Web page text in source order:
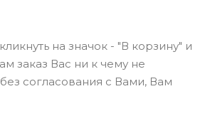
на значок - "В корзину" и
заказ Вас ни к чему не
согласования с Вами, Вам